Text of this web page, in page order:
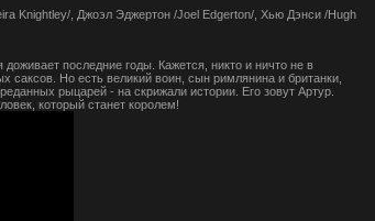
Knightley/, Джоэл Эджертон /Joel Edgerton/, Хью Дэнси /Hugh
последние годы. Кажется, никто и ничто не в
Но есть великий воин, сын римлянина и британки,
рыцарей - на скрижали истории. Его зовут Артур.
который станет королем!